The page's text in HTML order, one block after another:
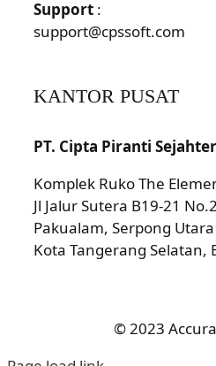
Support:
support@cpssoft.com
KANTOR PUSAT
PT. Cipta Piranti
Komplek Ruko The
Jl Jalur Sutera B19-21
Pakualam, Serpong Utara
Kota Tangerang Selatan,
© 2023